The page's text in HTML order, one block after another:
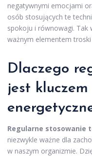
negatywnymi emocjami
osób stosujących te
spokoju i równowagi. Tak
ważnym elementem
Dlaczego
jest
Regularne stosowanie
niezwykle ważne dla
w naszym organizmie.